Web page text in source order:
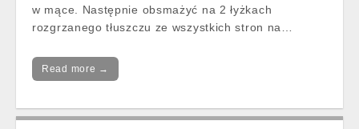
w mące. Następnie obsmażyć na 2 łyżkach
rozgrzanego tłuszczu ze wszystkich stron na…
Read more →